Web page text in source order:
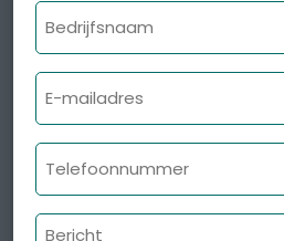
Bedrijfsnaam
E-
mailadres
Telefoonnummer
Bericht